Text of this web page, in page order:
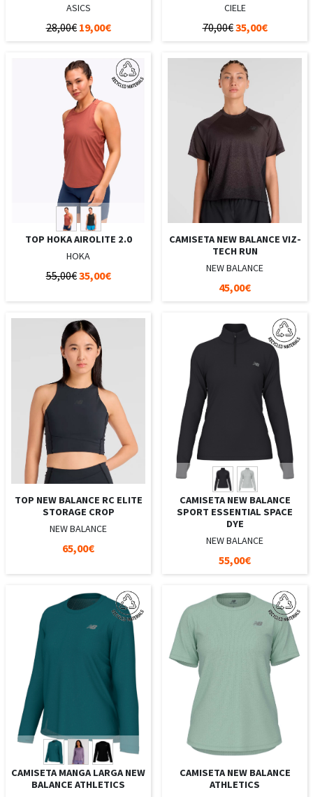
ASICS
28,00€ 19,00€
CIELE
70,00€35,00€
TOP HOKA AIROLITE 2.0
HOKA
55,00€35,00€
CAMISETA NEW BALANCE VIZ-
TECH RUN
NEW BALANCE
45,00€
TOP NEW BALANCE RC ELITE
STORAGE CROP
NEW BALANCE
65,00€
CAMISETA NEW BALANCE
SPORT ESSENTIAL SPACE
DYE
NEW BALANCE
55,00€
CAMISETA MANGA LARGA NEW
BALANCE ATHLETICS
CAMISETA NEW BALANCE
ATHLETICS